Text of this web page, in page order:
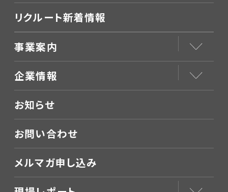
リクルート新着情報
事業案内
企業情報
お知らせ
お問い合わせ
メルマガ申し込み